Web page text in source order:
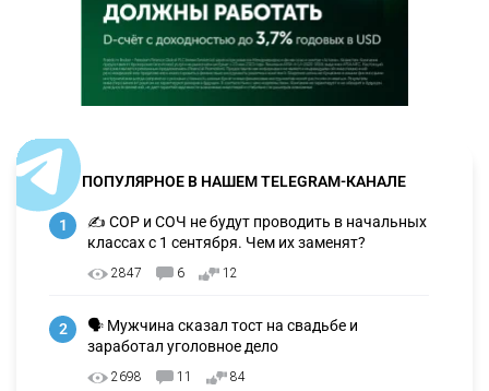
ПОПУЛЯРНОЕ В НАШЕМ TELEGRAM-КАНАЛЕ
1
✍️ СОР и СОЧ не будут проводить в начальных
классах с 1 сентября. Чем их заменят?
2847 6 12
2
🗣 Мужчина сказал тост на свадьбе и
заработал уголовное дело
2698 11 84